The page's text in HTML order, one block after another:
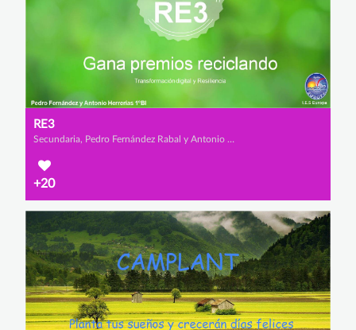
RE3
Secundaria, Pedro Fernández Rabal y Antonio Herrerías Salvador
+20